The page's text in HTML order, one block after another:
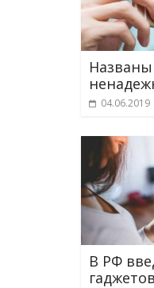
04.06.2019
В РФ